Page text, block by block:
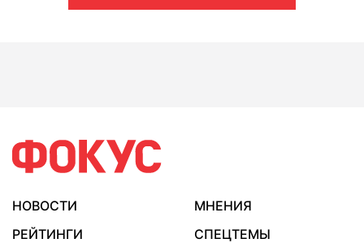
НОВОСТИ
МНЕНИЯ
РЕЙТИНГИ
СПЕЦТЕМЫ